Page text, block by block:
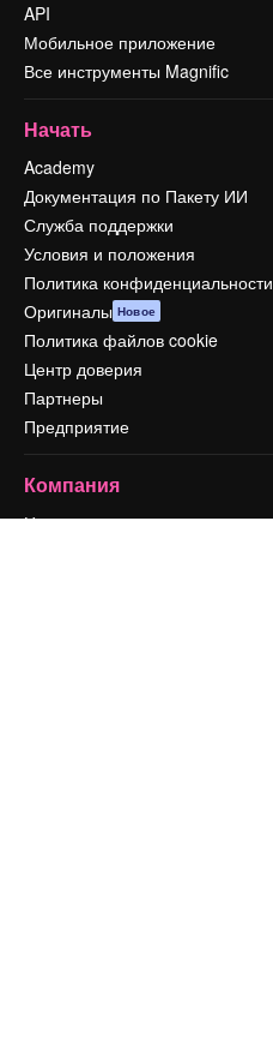
API
Мобильное приложение
Все инструменты Magnific
Начать
Academy
Документация по Пакету ИИ
Служба поддержки
Условия и положения
Политика конфиденциальности
Оригиналы Новое
Политика файлов cookie
Центр доверия
Партнеры
Предприятие
Компания
Цены